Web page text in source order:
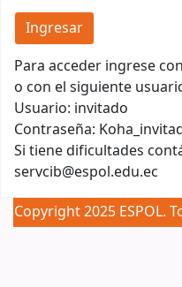
Para acceder ingrese
o con el siguiente
Usuario: invitado
Contraseña:
Si tiene dificultades
servcib@espol.edu.ec
Copyright 2025 ESPOL.